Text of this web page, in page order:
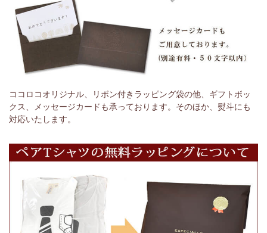
ココロコオリジナル、リボン付きラッピング袋の他、ギフトボッ
クス、メッセージカードも承っております。そのほか、熨斗にも
対応いたします。